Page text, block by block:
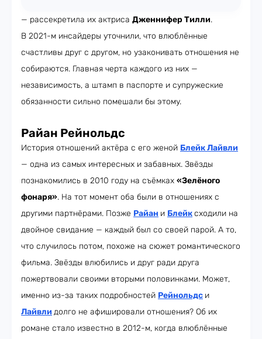
— рассекретила их актриса Дженнифер Тилли.
В 2021-м инсайдеры уточнили, что влюблённые
счастливы друг с другом, но узаконивать отношения не
собираются. Главная черта каждого из них —
независимость, а штамп в паспорте и супружеские
обязанности сильно помешали бы этому.
Райан Рейнольдс
История отношений актёра с его женой Блейк Лайвли
— одна из самых интересных и забавных. Звёзды
познакомились в 2010 году на съёмках «Зелёного
фонаря». На тот момент оба были в отношениях с
другими партнёрами. Позже Райан и Блейксходили на
двойное свидание — каждый был со своей парой. А то,
что случилось потом, похоже на сюжет романтического
фильма. Звёзды влюбились и друг ради друга
пожертвовали своими вторыми половинками. Может,
именно из-за таких подробностей Рейнольдс и
Лайвли долго не афишировали отношения? Об их
романе стало известно в 2012-м, когда влюблённые